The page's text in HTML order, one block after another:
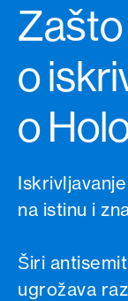
o
o
na istinu i
Širi
ugrožava